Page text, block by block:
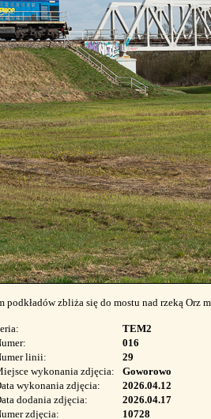
zbliża się do mostu nad rzeką Orz
TEM2
016
linii:
29
wykonania zdjęcia:
Goworowo
wykonania zdjęcia:
2026.04.12
dodania zdjęcia:
2026.04.17
zdjęcia:
10728